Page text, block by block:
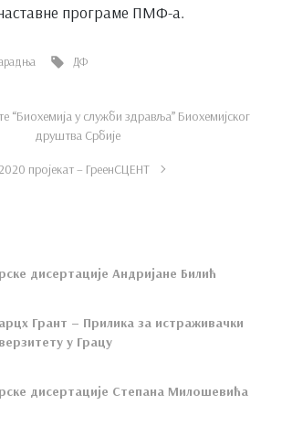
програме ПМФ-а.
ДФ
“Биохемија у служби здравља” Биохемијског
друштва Србије
пројекат – ГреенСЦЕНТ
дисертације Андријане Билић
Грант – Прилика за истраживачки
у Грацу
дисертације Степана Милошевића